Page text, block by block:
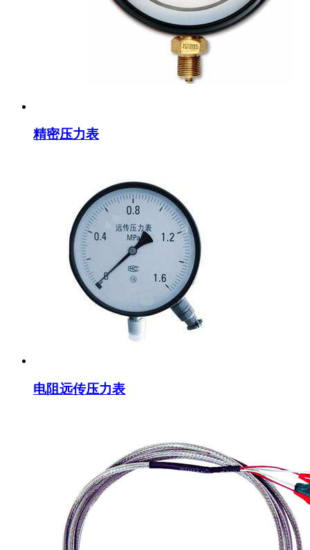
精密压力表
电阻远传压力表